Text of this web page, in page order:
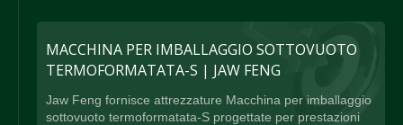
MACCHINA PER IMBALLAGGIO SOTTOVUOTO
TERMOFORMATATA-S | JAW FENG
Jaw Feng fornisce attrezzature Macchina per imballaggio
sottovuoto termoformatata-S progettate per prestazioni